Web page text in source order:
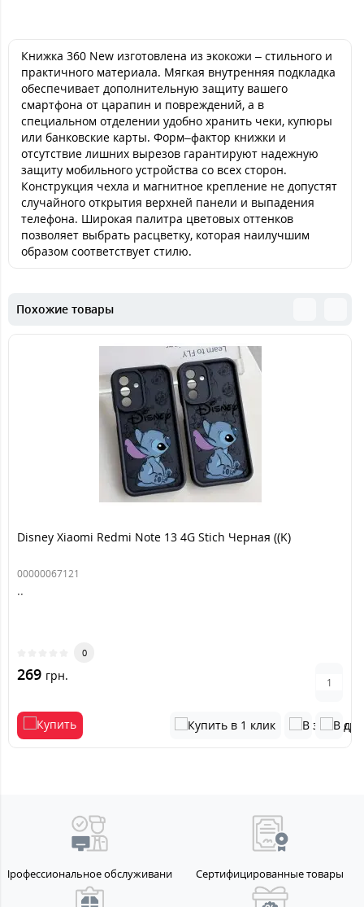
Книжка 360 New изготовлена из экокожи – стильного и
практичного материала. Мягкая внутренняя подкладка
обеспечивает дополнительную защиту вашего
смартфона от царапин и повреждений, а в
специальном отделении удобно хранить чеки, купюры
или банковские карты. Форм–фактор книжки и
отсутствие лишних вырезов гарантируют надежную
защиту мобильного устройства со всех сторон.
Конструкция чехла и магнитное крепление не допустят
случайного открытия верхней панели и выпадения
телефона. Широкая палитра цветовых оттенков
позволяет выбрать расцветку, которая наилучшим
образом соответствует стилю.
Похожие товары
Disney Xiaomi Redmi Note 13 4G Stich Черная ((K)
00000067121
..
0
269 грн.
Профессиональное обслуживание Сертифицированные товары